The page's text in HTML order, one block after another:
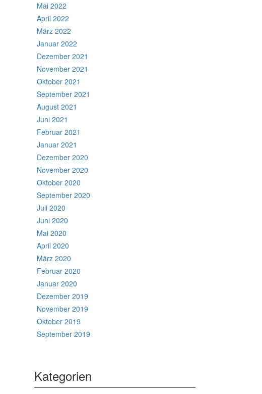
Mai 2022
April 2022
März 2022
Januar 2022
Dezember 2021
November 2021
Oktober 2021
September 2021
August 2021
Juni 2021
Februar 2021
Januar 2021
Dezember 2020
November 2020
Oktober 2020
September 2020
Juli 2020
Juni 2020
Mai 2020
April 2020
März 2020
Februar 2020
Januar 2020
Dezember 2019
November 2019
Oktober 2019
September 2019
Kategorien